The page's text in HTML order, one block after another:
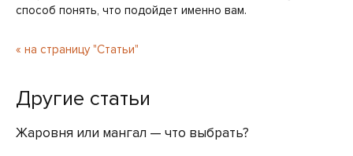
способ понять, что подойдет именно вам.
« на страницу "Статьи"
Другие статьи
Жаровня или мангал — что выбрать?